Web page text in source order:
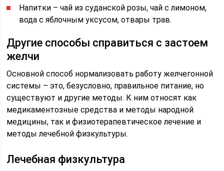
Напитки – чай из суданской розы, чай с лимоном,
вода с яблочным уксусом, отвары трав.
Другие способы справиться с застоем
желчи
Основной способ нормализовать работу желчегонной
системы – это, безусловно, правильное питание, но
существуют и другие методы. К ним относят как
медикаментозные средства и методы народной
медицины, так и физиотерапевтическое лечение и
методы лечебной физкультуры.
Лечебная физкультура